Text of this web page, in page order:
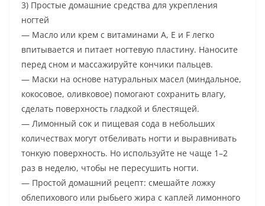
3) Простые домашние средства для укрепления
ногтей
— Масло или крем с витаминами A, E и F легко
впитывается и питает ногтевую пластину. Наносите
перед сном и массажируйте кончики пальцев.
— Маски на основе натуральных масел (миндальное,
кокосовое, оливковое) помогают сохранить влагу,
сделать поверхность гладкой и блестящей.
— Лимонный сок и пищевая сода в небольших
количествах могут отбеливать ногти и выравнивать
тонкую поверхность. Но используйте не чаще 1–2
раз в неделю, чтобы не пересушить ногти.
— Простой домашний рецепт: смешайте ложку
облепихового или рыбьего жира с каплей лимонного